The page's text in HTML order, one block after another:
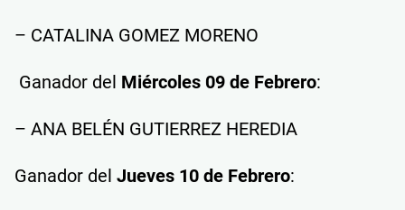
– CATALINA GOMEZ MORENO
Ganador del Miércoles 09 de Febrero:
– ANA BELÉN GUTIERREZ HEREDIA
Ganador del Jueves 10 de Febrero: